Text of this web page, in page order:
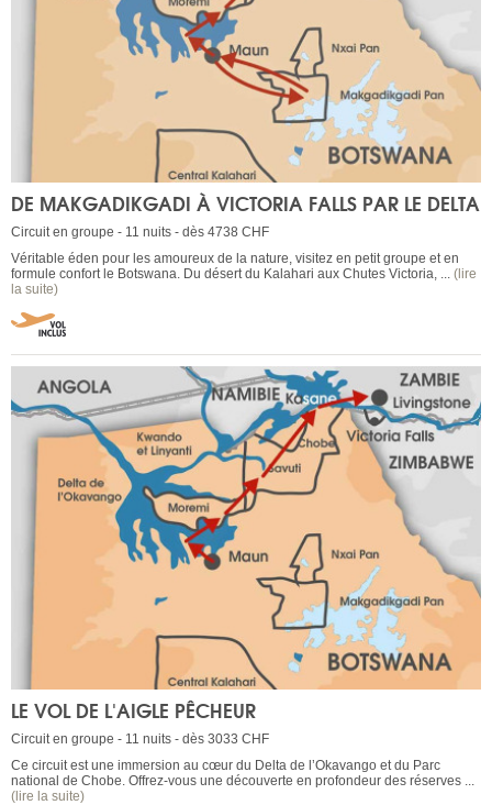
DE MAKGADIKGADI À VICTORIA FALLS PAR LE DELTA
Circuit en groupe - 11 nuits - dès 4738 CHF
Véritable éden pour les amoureux de la nature, visitez en petit groupe et en
formule confort le Botswana. Du désert du Kalahari aux Chutes Victoria, ... (lire
la suite)
LE VOL DE L'AIGLE PÊCHEUR
Circuit en groupe - 11 nuits - dès 3033 CHF
Ce circuit est une immersion au cœur du Delta de l’Okavango et du Parc
national de Chobe. Offrez-vous une découverte en profondeur des réserves ...
(lire la suite)